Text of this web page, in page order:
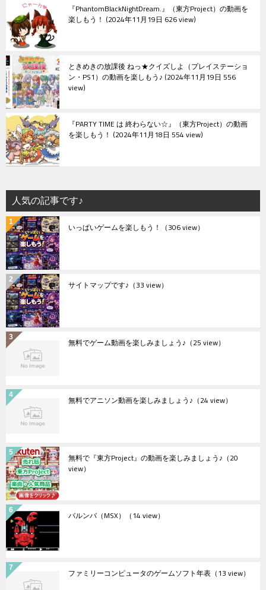
『PhantomBlackNightDream.』（東方Project）の動画を
楽しもう！ 2024年11月19日 626 view
ときめきの放課後 ねっ★クイズしよ（プレイステーショ
ン・PS1）の動画を楽しもう♪ 2024年11月19日 556
view
『PARTY TIME は 終わらない☆』（東方Project）の動画
を楽しもう！ 2024年11月18日 554 view
人気の記事です♪
いっぱいゲームを楽しもう！ （306 view）
サイトマップです♪ （33 view）
無料でゲーム動画を楽しみましょう♪ （25 view）
無料でアニソン動画を楽しみましょう♪ （24 view）
無料で『東方Project』の動画を楽しみましょう♪ （20
view）
バルンバ（MSX） （14 view）
ファミリーコンピュータのゲームソフト年表 （13 view）